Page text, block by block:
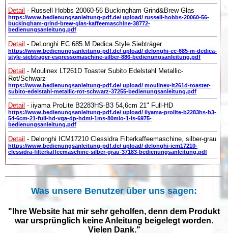
Detail - Russell Hobbs 20060-56 Buckingham Grind&Brew Glas
https://www.bedienungsanleitung-pdf.de/ upload/ russell-hobbs-20060-56-
buckingham-grind-brew-glas-kaffeemaschine-38772-
bedienungsanleitung.pdf
Detail - DeLonghi EC 685.M Dedica Style Siebträger
https://www.bedienungsanleitung-pdf.de/ upload/ delonghi-ec-685-m-dedica-
style-siebtrager-espressomaschine-silber-886-bedienungsanleitung.pdf
Detail - Moulinex LT261D Toaster Subito Edelstahl Metallic-
Rot/Schwarz
https://www.bedienungsanleitung-pdf.de/ upload/ moulinex-lt261d-toaster-
subito-edelstahl-metallic-rot-schwarz-37255-bedienungsanleitung.pdf
Detail - iiyama ProLite B2283HS-B3 54,6cm 21" Full-HD
https://www.bedienungsanleitung-pdf.de/ upload/ iiyama-prolite-b2283hs-b3-
54-6cm-21-full-hd-vga-dp-hdmi-1ms-80mio-1-ls-6975-
bedienungsanleitung.pdf
Detail - Delonghi ICM17210 Clessidra Filterkaffeemaschine, silber-grau
https://www.bedienungsanleitung-pdf.de/ upload/ delonghi-icm17210-
clessidra-filterkaffeemaschine-silber-grau-37183-bedienungsanleitung.pdf
Was unsere Benutzer über uns sagen:
"Ihre Website hat mir sehr geholfen, denn dem Produkt
war ursprünglich keine Anleitung beigelegt worden.
Vielen Dank."